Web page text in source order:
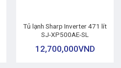
Tủ lạnh Sharp Inverter 471 lít
SJ-XP500AE-SL
12,700,000VND